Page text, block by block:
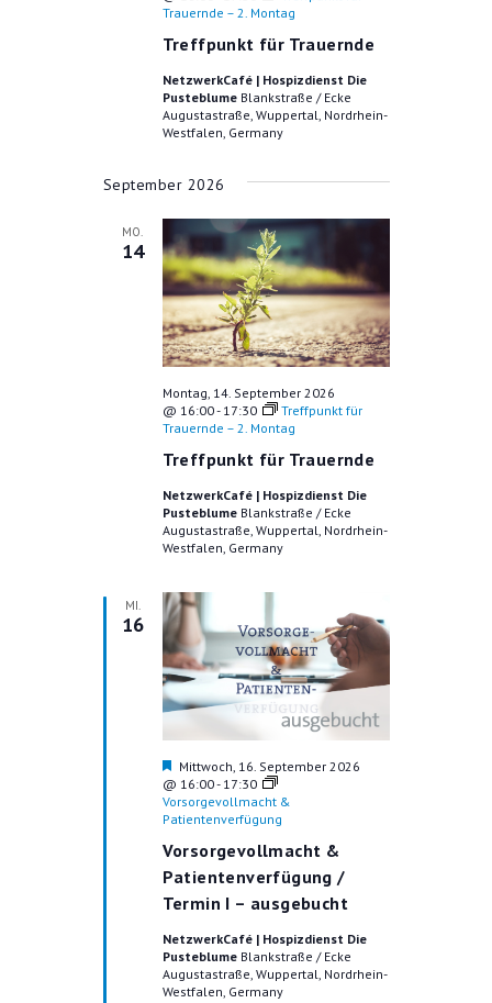
U
N
G
N
S
C
H
-
U
N
D
A
N
C
H
T
E
N
A
V
I
G
A
A
S
T
N
-
N
A
G
I
Treffpunkt für Trauernde
Trauernde – 2. Montag
NetzwerkCafé | Hospizdienst Die
Pusteblume Blankstraße / Ecke
Augustastraße, Wuppertal, Nordrhein-
Westfalen, Germany
September 2026
MO.
14
Treffpunkt für Trauernde
Montag, 14. September 2026
@ 16:00- 17:30
Treffpunkt für
Trauernde – 2. Montag
NetzwerkCafé | Hospizdienst Die
Pusteblume Blankstraße / Ecke
Augustastraße, Wuppertal, Nordrhein-
Westfalen, Germany
MI.
16
Vorsorgevollmacht &
Patientenverfügung /
Termin I – ausgebucht
H
e
r
v
r
e
h
b
e
n
Mittwoch, 16. September 2026
@ 16:00- 17:30
Vorsorgevollmacht &
Patientenverfügung
NetzwerkCafé | Hospizdienst Die
Pusteblume Blankstraße / Ecke
Augustastraße, Wuppertal, Nordrhein-
Westfalen, Germany